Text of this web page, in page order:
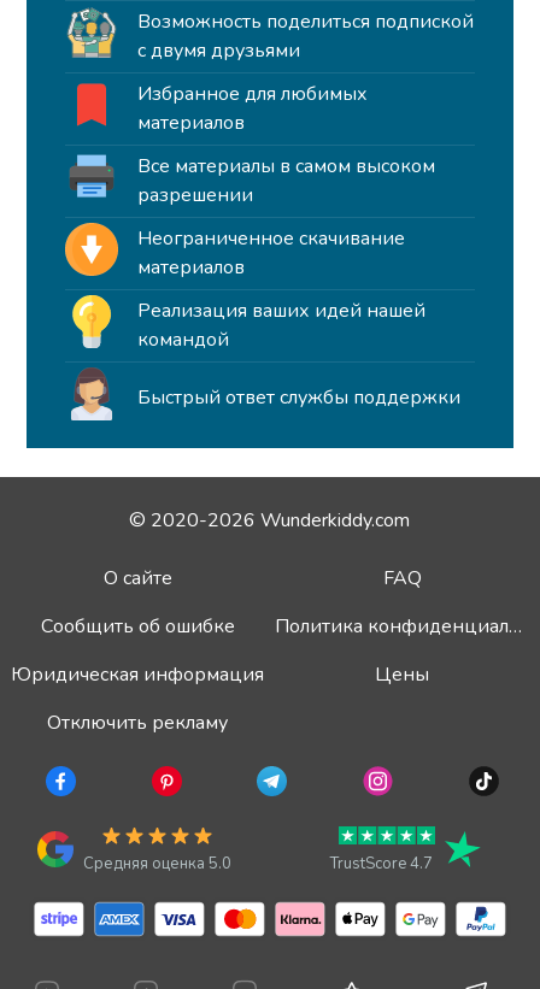
Возможность поделиться подпиской
с двумя друзьями
Избранное для любимых
материалов
Все материалы в самом высоком
разрешении
Неограниченное скачивание
материалов
Реализация ваших идей нашей
командой
Быстрый ответ службы поддержки
© 2020-2026 Wunderkiddy.com
О сайте
FAQ
Сообщить об ошибке
Политика конфиденциальности
Юридическая информация
Цены
Отключить рекламу
Средняя оценка 5.0 TrustScore 4.7